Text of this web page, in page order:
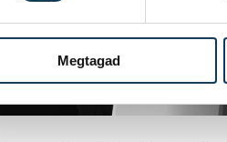
Megtagad